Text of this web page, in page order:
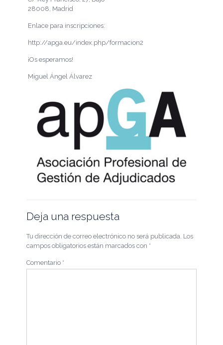
28008, Madrid
Enlace para inscripciones:
http://apga.eu/index.php/formacion2
¡Os esperamos!
Miguel Ángel Álvarez
Deja una respuesta
Tu dirección de correo electrónico no será publicada. Los
campos obligatorios están marcados con *
Comentario *